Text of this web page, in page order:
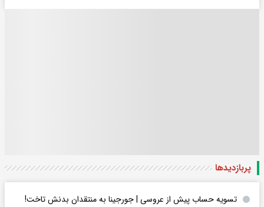
پربازدید‌ها
تسویه حساب پیش از عروسی | جورجینا به منتقدان بدنش تاخت!